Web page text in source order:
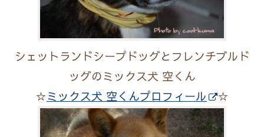
シェットランドシープドッグとフレンチブルド
ッグのミックス犬 空くん
☆ミックス犬 空くんプロフィール ☆